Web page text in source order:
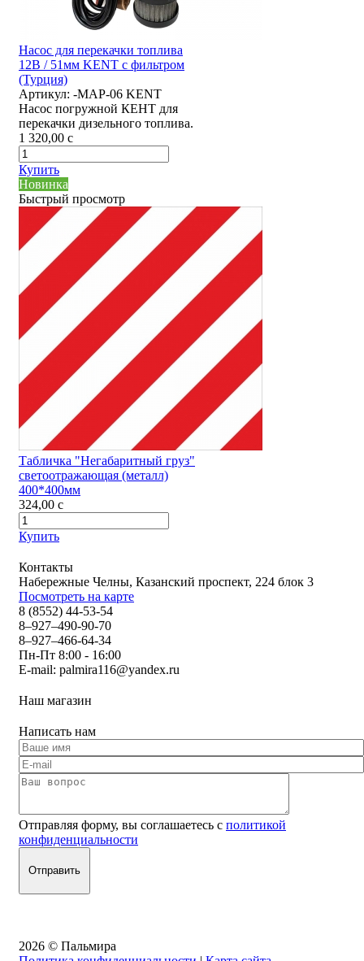
Насос для перекачки топлива
12В / 51мм KENT с фильтром
(Турция)
Артикул: -MAP-06 KENT
Насос погружной КЕНТ для
перекачки дизельного топлива.
1 320,00 c
Купить
Новинка
Быстрый просмотр
Табличка "Негабаритный груз"
светоотражающая (металл)
400*400мм
324,00 c
Купить
Контакты
Набережные Челны, Казанский проспект, 224 блок 3
Посмотреть на карте
8 (8552) 44-53-54
8–927–490-90-70
8–927–466-64-34
Пн-Пт 8:00 - 16:00
E-mail: palmira116@yandex.ru
Наш магазин
Написать нам
Отправляя форму, вы соглашаетесь с политикой
конфиденциальности
2026 © Пальмира